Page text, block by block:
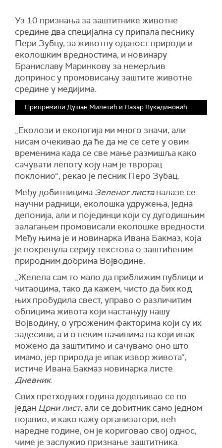
Уз 10 признања за заштитнике животне
средине два специјална су припала песнику
Пери Зубцу, за животну оданост природи и
еколошким вредностима, и новинару
Браниславу Маринкову за немерљив
допринос у промовисању заштите животне
средине у медијима.
Припремили Душан Милетић и Лазар Вукадиновић
„Еколози и екологија ми много значи, али
нисам очекивао да ће да ме се сете у овим
временима када се све мање размишља како
сачувати лепоту коју нам је тврорац
поклонио“, рекао је песник Перо Зубац.
Међу добитницима Зеленог листаналазе се
научни радници, еколошка удружења, једна
депонија, али и појединци који су дугодишњим
залагањем промовисали еколошке вредности.
Међу њима је и новинарка Ивана Бакмаз, која
је покренула серију текстова о заштићеним
природним добрима Војводине.
„Желела сам то мало да приближим публици и
читаоцима, тако да кажем, чисто да бих код
њих пробудила свест, управо о различитим
облицима живота који настањују нашу
Војводину, о угроженим факторима који су их
задесили, а и о неким начинима на који ипак
можемо да заштитимо и сачувамо оно што
имамо, јер природа је ипак извор живота“,
истиче Ивана Бакмаз новинарка листе
Дневник.
Свих претходних година додељивао се по
један Црни лист, али се добитник само једном
појавио, и како кажу организатори, већ
наредне године, он је кориговао свој однос,
чиме је заслужио признање заштитника.